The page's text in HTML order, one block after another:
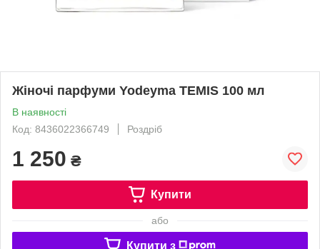
Жіночі парфуми Yodeyma TEMIS 100 мл
В наявності
Код: 8436022366749
Роздріб
1 250 ₴
Купити
або
Купити з